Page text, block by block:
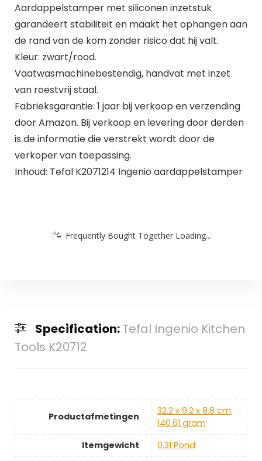
Aardappelstamper met siliconen inzetstuk
garandeert stabiliteit en maakt het ophangen aan
de rand van de kom zonder risico dat hij valt.
Kleur: zwart/rood.
Vaatwasmachinebestendig, handvat met inzet
van roestvrij staal.
Fabrieksgarantie: 1 jaar bij verkoop en verzending
door Amazon. Bij verkoop en levering door derden
is de informatie die verstrekt wordt door de
verkoper van toepassing.
Inhoud: Tefal K2071214 Ingenio aardappelstamper
Frequently Bought Together Loading...
Specification:Tefal Ingenio Kitchen
Tools K20712
Productafmetingen
‎32.2 x 9.2 x 8.8 cm;
140.61 gram
Itemgewicht
‎0.31 Pond